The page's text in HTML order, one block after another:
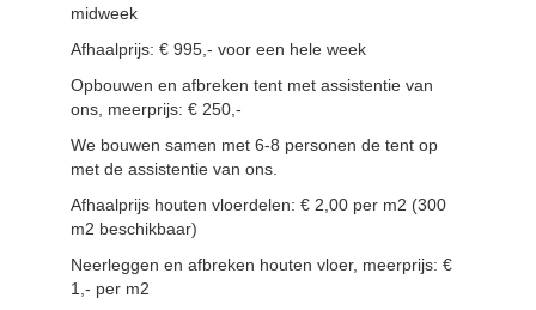
midweek
Afhaalprijs: € 995,- voor een hele week
Opbouwen en afbreken tent met assistentie van
ons, meerprijs: € 250,-
We bouwen samen met 6-8 personen de tent op
met de assistentie van ons.
Afhaalprijs houten vloerdelen: € 2,00 per m2 (300
m2 beschikbaar)
Neerleggen en afbreken houten vloer, meerprijs: €
1,- per m2